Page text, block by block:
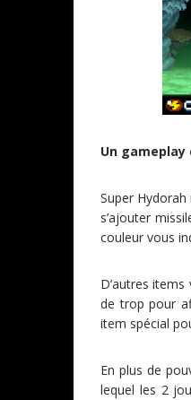
Un
Super
s’ajouter
couleur vous
D’autres
de trop pour
item spécial
En plus de
lequel les 2